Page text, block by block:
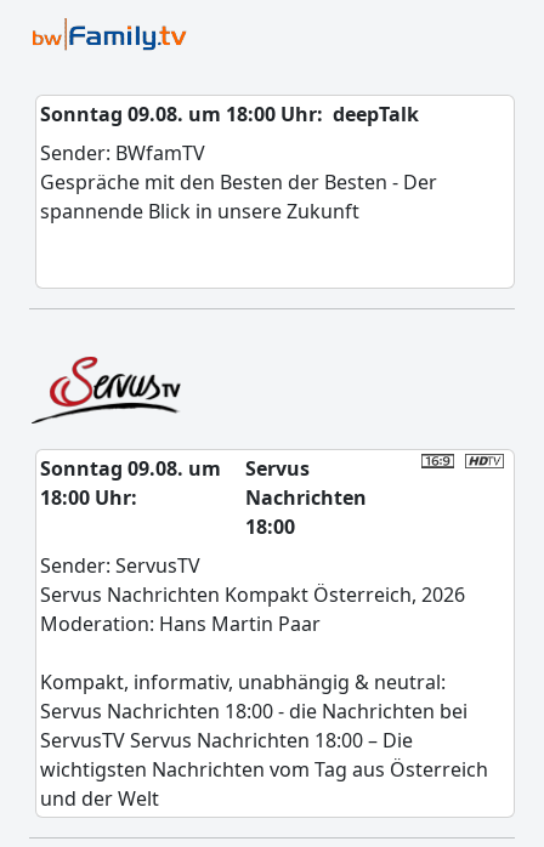
Sonntag 09.08. um 18:00 Uhr: deepTalk
Sender: BWfamTV
Gespräche mit den Besten der Besten - Der
spannende Blick in unsere Zukunft
Sonntag 09.08. um
18:00 Uhr:
Servus
Nachrichten
18:00
Sender: ServusTV
Servus Nachrichten Kompakt Österreich, 2026
Moderation: Hans Martin Paar
Kompakt, informativ, unabhängig & neutral:
Servus Nachrichten 18:00 - die Nachrichten bei
ServusTV Servus Nachrichten 18:00 – Die
wichtigsten Nachrichten vom Tag aus Österreich
und der Welt